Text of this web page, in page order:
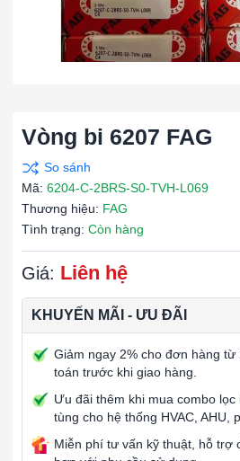
Vòng bi 6207 FAG
Mã: 6204-C-2BRS-S0-TVH-L069
Thương hiệu: FAG
Tình trạng: Còn hàng
Giá: Liên hệ
KHUYẾN MÃI - ƯU ĐÃI
Giảm ngay 2% cho đơn hàng từ
toán trước khi giao hàng.
Ưu đãi thêm khi mua combo lọc
tùng cho hệ thống HVAC, AHU,
Miễn phí tư vấn kỹ thuật, hỗ trợ